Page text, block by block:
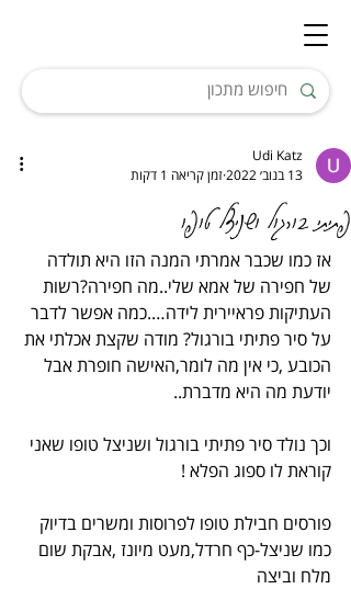
פתיתי בורגול ושניצל טופו
Udi Katz
13 בנוב׳ 2022
זמן קריאה 1 דקות
אז כמו שכבר אמרתי המנה הזו היא תולדה
של חפירה של אמא שלי..מה חפירה?רשות
העתיקות פראיירית לידה….כמה אפשר לדבר
על סיר פתיתי בורגול? מודה שקצת אכלתי את
הכובע ,כי אין מה לומר,האישה חופרת אבל
יודעת מה היא מדברת..
וכך נולד סיר פתיתי בורגול ושניצל טופו שאני
קוראת לו ספוג הפלא !
פורסים חבילת טופו לפרוסות ומשרים בדיוק
כמו שניצל-כף חרדל,מעט מיונז ,אבקת שום
מלח וביצה